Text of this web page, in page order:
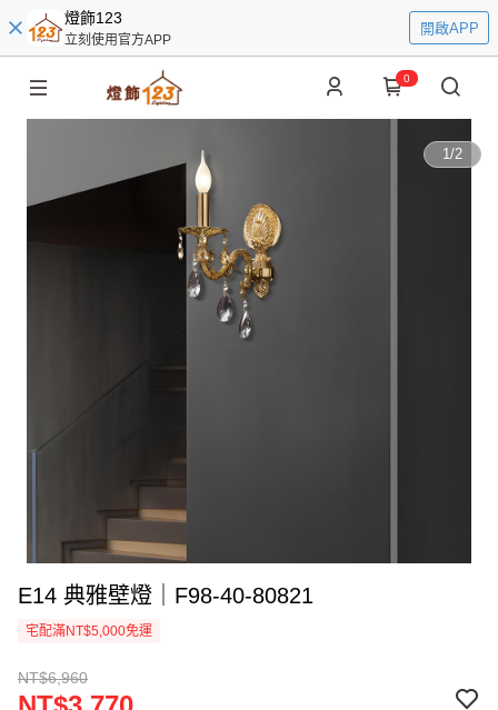
燈飾123
立刻使用官方APP
開啟APP
0
1/2
E14 典雅壁燈｜F98-40-80821
宅配滿NT$5,000免運
NT$6,960